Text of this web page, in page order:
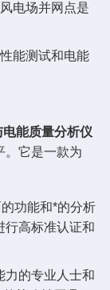
电场并网点是
能测试和电能
能质量分析仪
。它是一款为
功能和*的分析
行高标准认证和
力的专业人士和